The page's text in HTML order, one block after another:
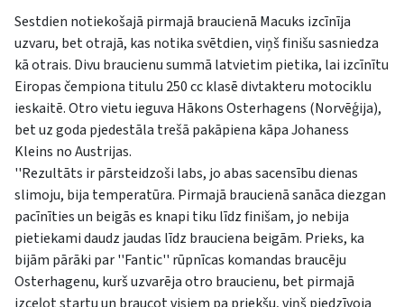
Sestdien notiekošajā pirmajā braucienā Macuks izcīnīja
uzvaru, bet otrajā, kas notika svētdien, viņš finišu sasniedza
kā otrais. Divu braucienu summā latvietim pietika, lai izcīnītu
Eiropas čempiona titulu 250 cc klasē divtakteru motociklu
ieskaitē. Otro vietu ieguva Hākons Osterhagens (Norvēģija),
bet uz goda pjedestāla trešā pakāpiena kāpa Johaness
Kleins no Austrijas.
''Rezultāts ir pārsteidzoši labs, jo abas sacensību dienas
slimoju, bija temperatūra. Pirmajā braucienā sanāca diezgan
pacīnīties un beigās es knapi tiku līdz finišam, jo nebija
pietiekami daudz jaudas līdz brauciena beigām. Prieks, ka
bijām pārāki par ''Fantic'' rūpnīcas komandas braucēju
Osterhagenu, kurš uzvarēja otro braucienu, bet pirmajā